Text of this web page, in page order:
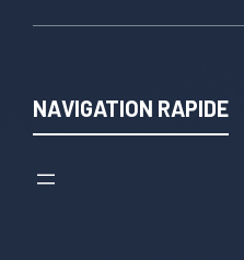
NAVIGATION RAPIDE